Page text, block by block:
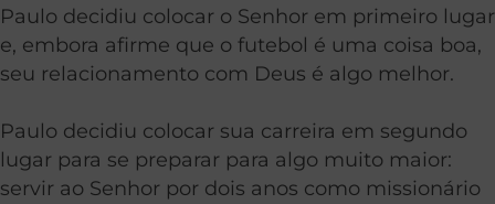
Paulo decidiu colocar o Senhor em primeiro lugar
e, embora afirme que o futebol é uma coisa boa,
seu relacionamento com Deus é algo melhor.
Paulo decidiu colocar sua carreira em segundo
lugar para se preparar para algo muito maior:
servir ao Senhor por dois anos como missionário